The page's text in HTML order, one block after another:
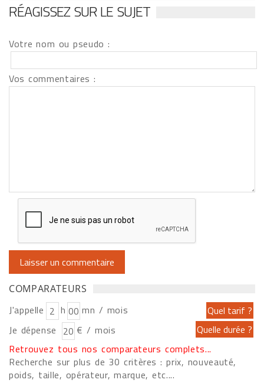
RÉAGISSEZ SUR LE SUJET
Votre nom ou pseudo :
Vos commentaires :
COMPARATEURS
J'appelle h
mn / mois
Je dépense
€ / mois
Retrouvez tous nos comparateurs complets...
Recherche sur plus de 30 critères : prix, nouveauté,
poids, taille, opérateur, marque, etc....